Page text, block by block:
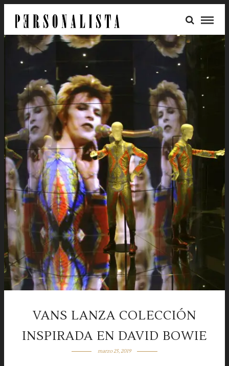
VANS LANZA COLECCIÓN
INSPIRADA EN DAVID BOWIE
marzo 25, 2019